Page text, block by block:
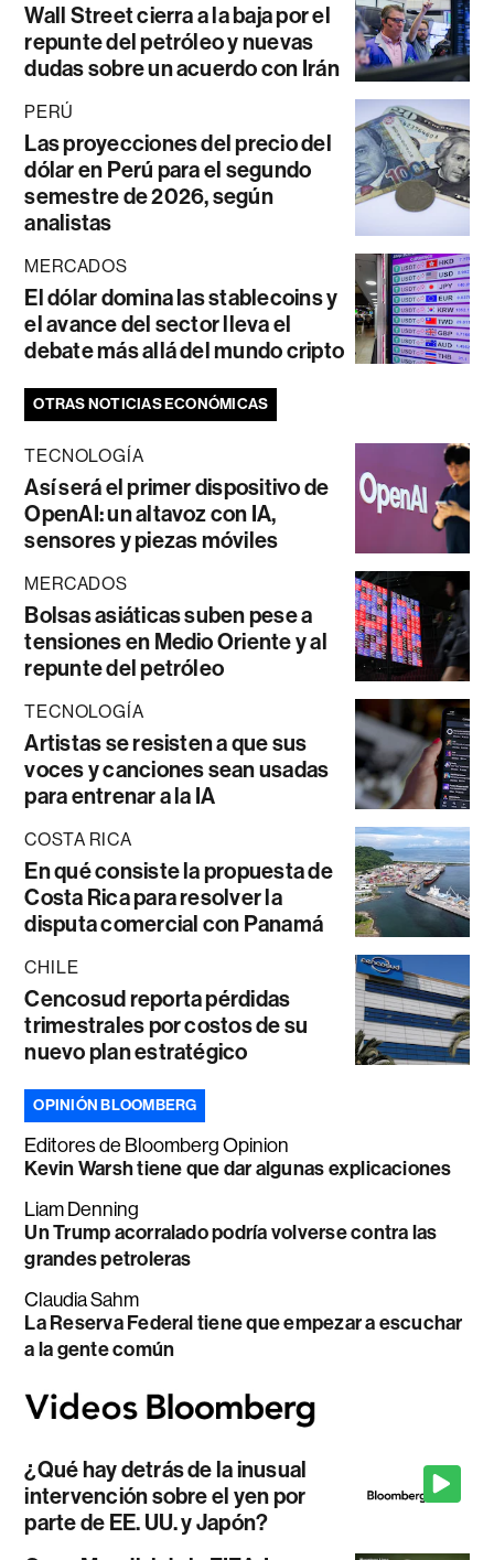
Wall Street cierra a la baja por el
repunte del petróleo y nuevas
dudas sobre un acuerdo con Irán
PERÚ
Las proyecciones del precio del
dólar en Perú para el segundo
semestre de 2026, según
analistas
MERCADOS
El dólar domina las stablecoins y
el avance del sector lleva el
debate más allá del mundo cripto
OTRAS NOTICIAS ECONÓMICAS
TECNOLOGÍA
Así será el primer dispositivo de
OpenAI: un altavoz con IA,
sensores y piezas móviles
MERCADOS
Bolsas asiáticas suben pese a
tensiones en Medio Oriente y al
repunte del petróleo
TECNOLOGÍA
Artistas se resisten a que sus
voces y canciones sean usadas
para entrenar a la IA
COSTA RICA
En qué consiste la propuesta de
Costa Rica para resolver la
disputa comercial con Panamá
CHILE
Cencosud reporta pérdidas
trimestrales por costos de su
nuevo plan estratégico
OPINIÓN BLOOMBERG
Editores de Bloomberg Opinion
Kevin Warsh tiene que dar algunas explicaciones
Liam Denning
Un Trump acorralado podría volverse contra las
grandes petroleras
Claudia Sahm
La Reserva Federal tiene que empezar a escuchar
a la gente común
¿Qué hay detrás de la inusual
intervención sobre el yen por
parte de EE. UU. y Japón?